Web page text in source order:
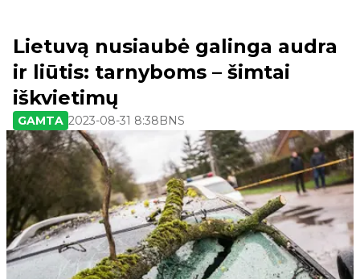
Lietuvą nusiaubė galinga audra
ir liūtis: tarnyboms – šimtai
iškvietimų
GAMTA 2023-08-31 8:38BNS